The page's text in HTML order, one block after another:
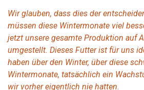
Wir glauben, dass dies der
müssen diese Wintermonate viel
jetzt unsere gesamte Produktion auf
umgestellt. Dieses Futter ist für uns
haben über den Winter, über diese
Wintermonate, tatsächlich ein
wir vorher eigentlich nie hatten.